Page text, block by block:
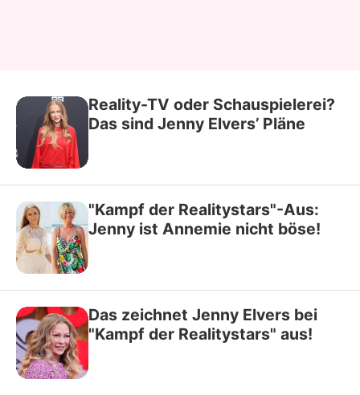
Reality-TV oder Schauspielerei?
Das sind Jenny Elvers’ Pläne
"Kampf der Realitystars"-Aus:
Jenny ist Annemie nicht böse!
Das zeichnet Jenny Elvers bei
"Kampf der Realitystars" aus!